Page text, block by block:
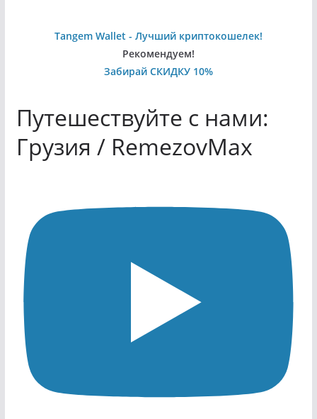
Tangem Wallet - Лучший криптокошелек!
Рекомендуем!
Забирай СКИДКУ 10%
Путешествуйте с нами:
Грузия / RemezovMax